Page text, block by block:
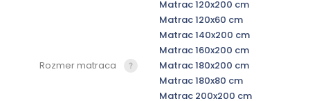
Rozmer matraca
Matrac 120x200 cm
Matrac 120x60 cm
Matrac 140x200 cm
Matrac 160x200 cm
Matrac 180x200 cm
Matrac 180x80 cm
Matrac 200x200 cm